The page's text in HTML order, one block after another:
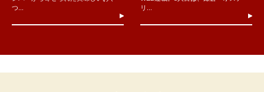
つ...
リ...